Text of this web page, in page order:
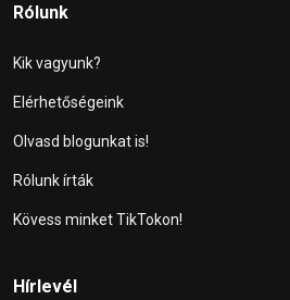
Rólunk
Kik vagyunk?
Elérhetőségeink
Olvasd blogunkat is!
Rólunk írták
Kövess minket TikTokon!
Hírlevél